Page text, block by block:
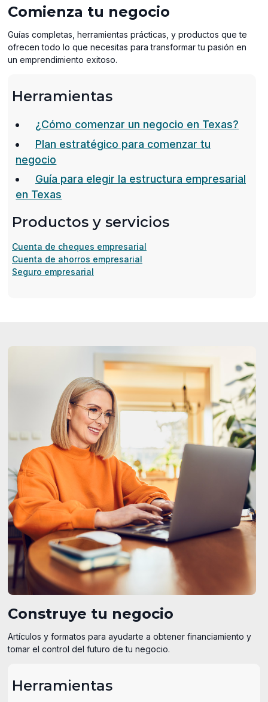
Comienza tu negocio
Guías completas, herramientas prácticas, y productos que te
ofrecen todo lo que necesitas para transformar tu pasión en
un emprendimiento exitoso.
Herramientas
¿Cómo comenzar un negocio en Texas?
Plan estratégico para comenzar tu
negocio
in
a
window)
Guía para elegir la estructura empresarial
en Texas
Productos y servicios
Cuenta de cheques empresarial
Cuenta de ahorros empresarial
Seguro empresarial
Construye tu negocio
Artículos y formatos para ayudarte a obtener financiamiento y
tomar el control del futuro de tu negocio.
Herramientas